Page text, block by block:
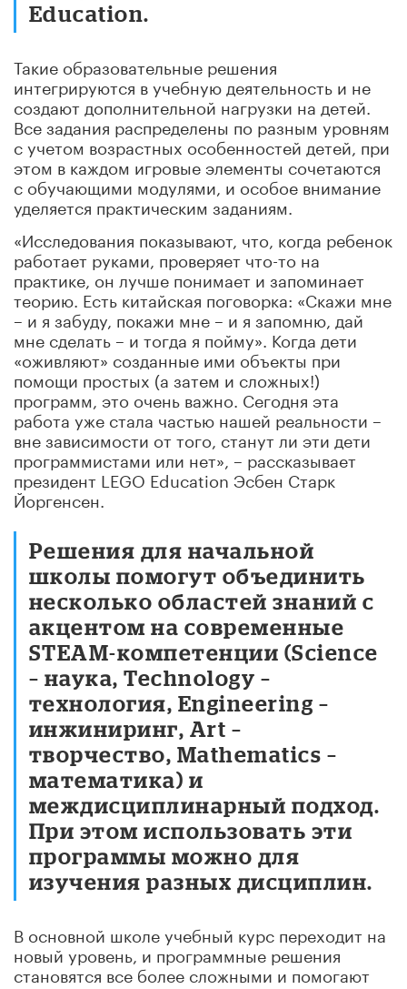
Education.
Такие образовательные решения
интегрируются в учебную деятельность и не
создают дополнительной нагрузки на детей.
Все задания распределены по разным уровням
с учетом возрастных особенностей детей, при
этом в каждом игровые элементы сочетаются
с обучающими модулями, и особое внимание
уделяется практическим заданиям.
«Исследования показывают, что, когда ребенок
работает руками, проверяет что-то на
практике, он лучше понимает и запоминает
теорию. Есть китайская поговорка: «Скажи мне
– и я забуду, покажи мне – и я запомню, дай
мне сделать – и тогда я пойму». Когда дети
«оживляют» созданные ими объекты при
помощи простых (а затем и сложных!)
программ, это очень важно. Сегодня эта
работа уже стала частью нашей реальности –
вне зависимости от того, станут ли эти дети
программистами или нет», – рассказывает
президент LEGO Education Эсбен Старк
Йоргенсен.
Решения для начальной
школы помогут объединить
несколько областей знаний с
акцентом на современные
STEAM-компетенции (Science
– наука, Technology –
технология, Engineering –
инжиниринг, Art –
творчество, Mathematics –
математика) и
междисциплинарный подход.
При этом использовать эти
программы можно для
изучения разных дисциплин.
В основной школе учебный курс переходит на
новый уровень, и программные решения
становятся все более сложными и помогают